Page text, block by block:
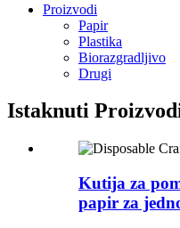
Proizvodi
Papir
Plastika
Biorazgradljivo
Drugi
Istaknuti
Kutija za
papir za